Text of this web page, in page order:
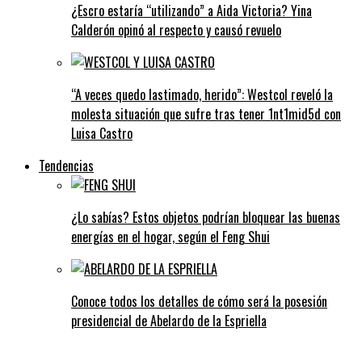
¿Escro estaría “utilizando” a Aida Victoria? Yina
Calderón opinó al respecto y causó revuelo
“A veces quedo lastimado, herido”: Westcol reveló la
molesta situación que sufre tras tener 1nt1mid5d con
Luisa Castro
Tendencias
¿Lo sabías? Estos objetos podrían bloquear las buenas
energías en el hogar, según el Feng Shui
Conoce todos los detalles de cómo será la posesión
presidencial de Abelardo de la Espriella